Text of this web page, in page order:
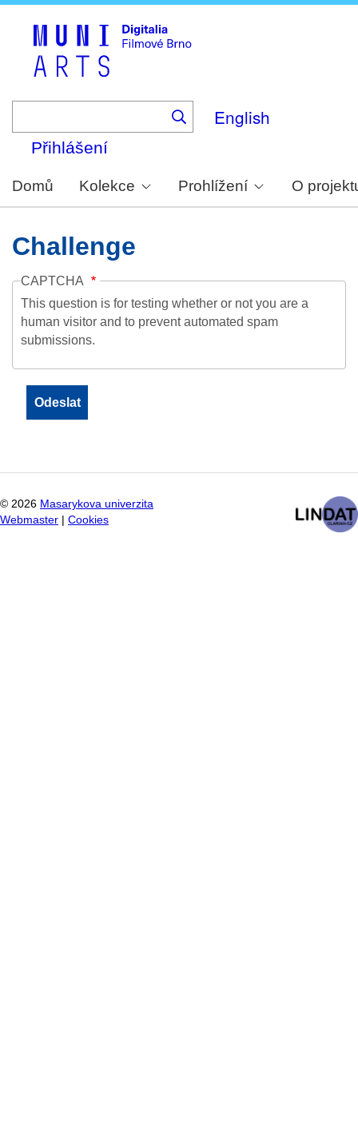
English
Přihlášení
Domů Kolekce Prohlížení O
Challenge
CAPTCHA
This question is for testing whether or not you are a
human visitor and to prevent automated spam
submissions.
© 2026 Masarykova univerzita
Webmaster
Cookies